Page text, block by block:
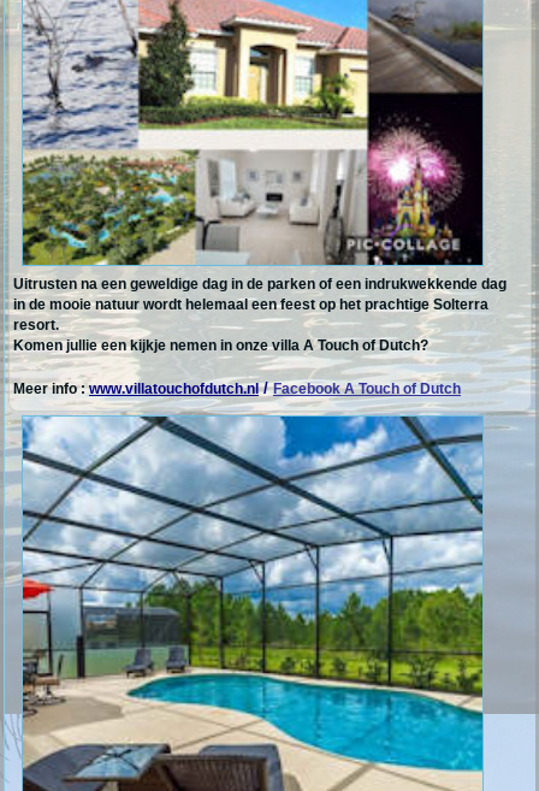
Uitrusten na een geweldige dag in de parken of een indrukwekkende dag
in de mooie natuur wordt helemaal een feest op het prachtige Solterra
resort.
Komen jullie een kijkje nemen in onze villa A Touch of Dutch?
Meer info :www.villatouchofdutch.nl/Facebook A Touch of Dutch